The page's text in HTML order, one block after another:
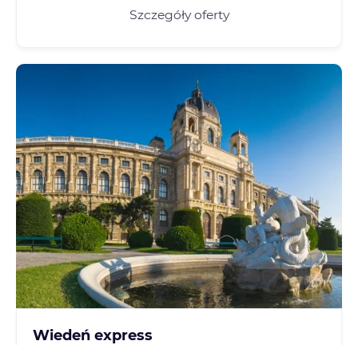
Szczegóły oferty
Wiedeń express